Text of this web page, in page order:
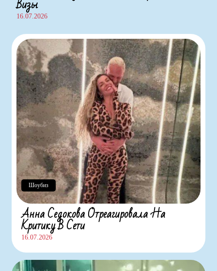
Визы
16.07.2026
Анна Седокова Отреагировала На
Критику В Сети
16.07.2026
Шоубиз